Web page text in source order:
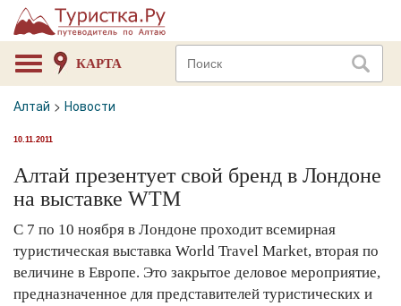
КАРТА
Алтай > Новости
10.11.2011
Алтай презентует свой бренд в Лондоне
на выставке WTM
C 7 по 10 ноября в Лондоне проходит всемирная
туристическая выставка World Travel Market, вторая по
величине в Европе. Это закрытое деловое мероприятие,
предназначенное для представителей туристических и